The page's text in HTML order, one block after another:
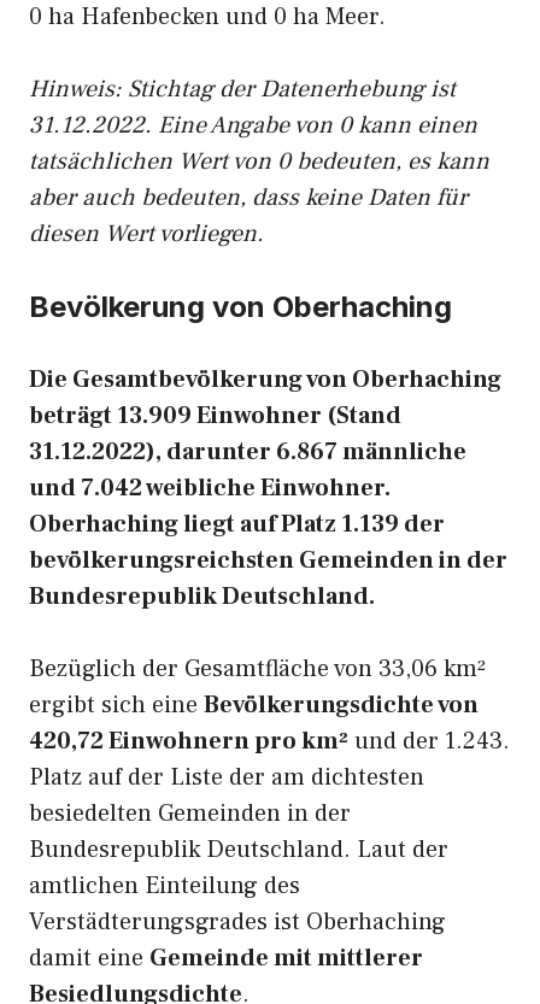
0 ha Hafenbecken und 0 ha Meer.
Hinweis: Stichtag der Datenerhebung ist
31.12.2022. Eine Angabe von 0 kann einen
tatsächlichen Wert von 0 bedeuten, es kann
aber auch bedeuten, dass keine Daten für
diesen Wert vorliegen.
Bevölkerung von Oberhaching
Die Gesamtbevölkerung von Oberhaching
beträgt 13.909 Einwohner (Stand
31.12.2022), darunter 6.867 männliche
und 7.042 weibliche Einwohner.
Oberhaching liegt auf Platz 1.139 der
bevölkerungsreichsten Gemeinden in der
Bundesrepublik Deutschland.
Bezüglich der Gesamtfläche von 33,06 km²
ergibt sich eine Bevölkerungsdichte von
420,72 Einwohnern pro km² und der 1.243.
Platz auf der Liste der am dichtesten
besiedelten Gemeinden in der
Bundesrepublik Deutschland. Laut der
amtlichen Einteilung des
Verstädterungsgrades ist Oberhaching
damit eine Gemeinde mit mittlerer
Besiedlungsdichte.